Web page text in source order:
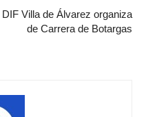
DIF Villa de Álvarez organiza
de Carrera de Botargas